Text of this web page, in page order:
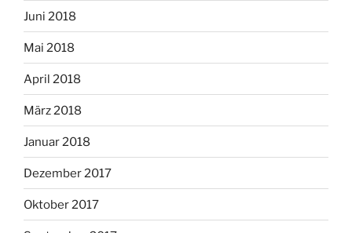
Juni 2018
Mai 2018
April 2018
März 2018
Januar 2018
Dezember 2017
Oktober 2017